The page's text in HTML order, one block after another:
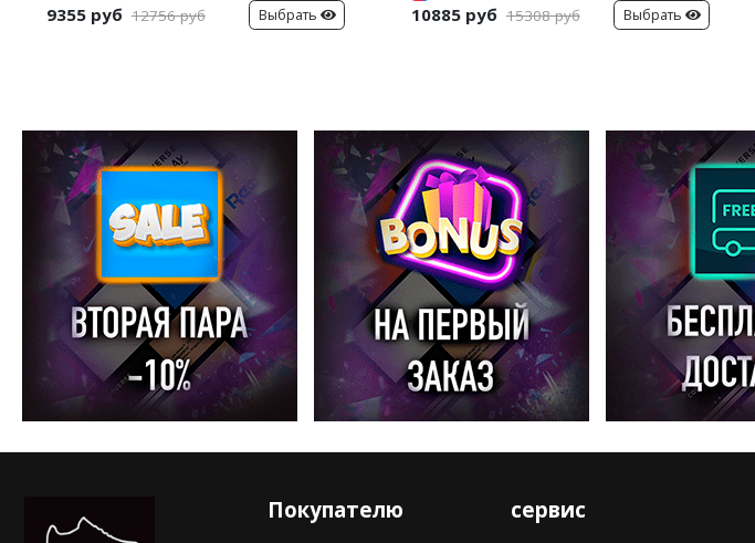
9355 руб 12756 руб Выбрать
10885 руб 15308 руб Выбрать
Покупателю сервис